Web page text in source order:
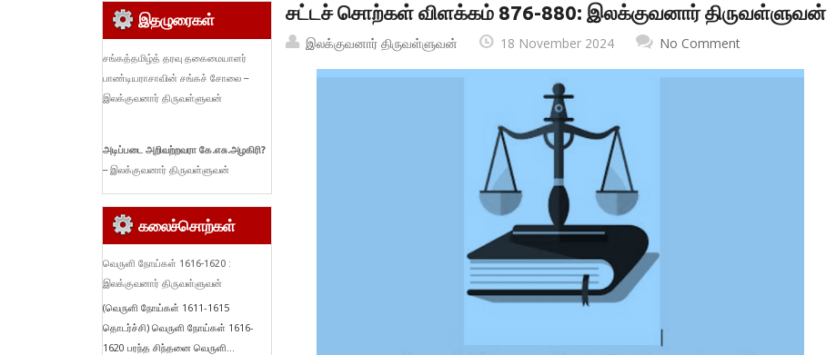
சட்டச் சொற்கள் விளக்கம் 876-880: இலக்குவனார் திருவள்ளுவன்
இலக்குவனார் திருவள்ளுவன் 18 November 2024 No Comment
இதழுரைகள்
சங்கத்தமிழ்த் தரவு தகைமையாளர்
பாண்டியராசாவின் சங்கச் சோலை –
இலக்குவனார் திருவள்ளுவன்
அடிப்படை அறிவற்றவரா கே.எசு.அழகிரி?
– இலக்குவனார் திருவள்ளுவன்
கலைச்சொற்கள்
வெருளி நோய்கள் 1616-1620 :
இலக்குவனார் திருவள்ளுவன்
(வெருளி நோய்கள் 1611-1615
தொடர்ச்சி) வெருளி நோய்கள் 1616-
1620 பரந்த சிந்தனை வெருளி...